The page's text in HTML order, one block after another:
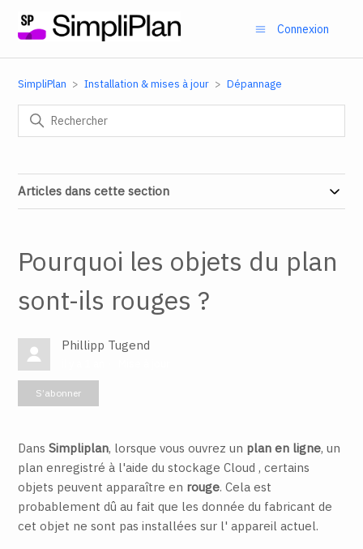
Connexion
SimpliPlan Installation & mises à jour Dépannage
Articles dans cette section
Pourquoi les objets du plan
sont-ils rouges ?
Phillipp Tugend
S’abonner
DansSimpliplan, lorsque vous ouvrez un plan en ligne, un
plan enregistré à l'aide du stockage Cloud , certains
objets peuvent apparaître en rouge. Cela est
probablement dû au fait que les donnée du fabricant de
cet objet ne sont pas installées sur l' appareil actuel.